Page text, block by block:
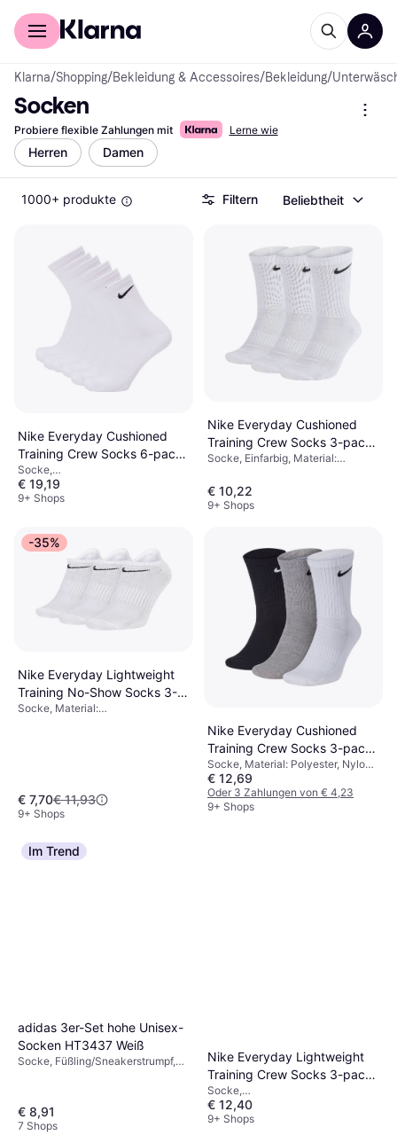
Für Shopper
Klarna/Shopping/Bekleidung & Accessoires/Bekleidung/
Socken
Probiere flexible Zahlungen mit Lerne wie
Herren Damen
1000+ produkte Filtern Beliebtheit
Nike Everyday Cushioned
Training Crew Socks 6-pack
- White/Black
Socke,
Sportstrumpf/Trainingsstrumpf,
Einfarbig, Material:
Atmungsaktiv, Stretchgewebe
€ 19,19
9+ Shops
Nike Everyday Cushioned
Training Crew Socks 3-pack
- White/Black
Socke, Einfarbig, Material:
Elastan/Lycra/Spandex,
Baumwolle, Atmungsaktiv
€ 10,22
9+ Shops
-35%
Nike Everyday Lightweight
Training No-Show Socks 3-
pack Men - White/Black
Socke, Material:
€ 7,70€ 11,93
9+ Shops
Nike Everyday Cushioned
Training Crew Socks 3-pack
Unisex - Multi-Colour
Socke, Material: Polyester, Nylon,
Elastan/Lycra/Spandex,
Baumwolle
€ 12,69
Oder 3 Zahlungen von € 4,23
9+ Shops
Im Trend
adidas 3er-Set hohe Unisex-
Socken HT3437 Weiß
Socke, Füßling/Sneakerstrumpf,
€ 8,91
7 Shops
Nike Everyday Lightweight
Training Crew Socks 3-pack
- White/Black
Socke,
Sportstrumpf/Trainingsstrumpf,
Material: Polyurethan, Polyester,
€ 12,40
9+ Shops